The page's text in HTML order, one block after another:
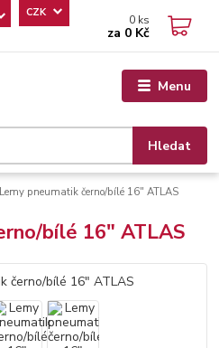
Menu
CZK
Hledat
0 ks
za 0 Kč
Lemy pneumatik černo/bílé 16" ATLAS
bílé 16" ATLAS